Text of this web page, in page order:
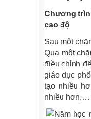
Chương
cao độ
Sau một
Qua một
điều chỉnh
giáo dục
tạo nhiều
nhiều hơn,…